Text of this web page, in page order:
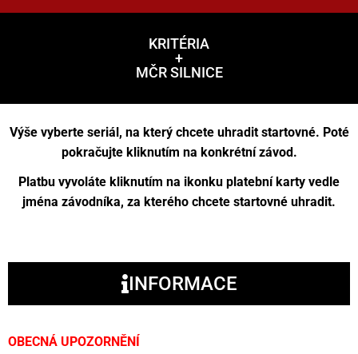
KRITÉRIA
+
MČR SILNICE
Výše vyberte seriál, na který chcete uhradit startovné. Poté
pokračujte kliknutím na konkrétní závod.
Platbu vyvoláte kliknutím na ikonku platební karty vedle
jména závodníka, za kterého chcete startovné uhradit.
INFORMACE
OBECNÁ UPOZORNĚNÍ